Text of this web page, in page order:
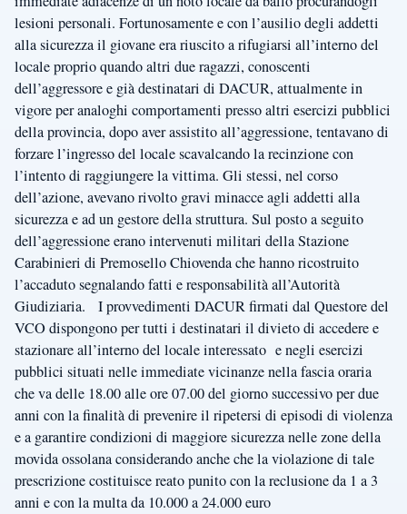
lesioni personali. Fortunosamente e con l’ausilio degli addetti
alla sicurezza il giovane era riuscito a rifugiarsi all’interno del
locale proprio quando altri due ragazzi, conoscenti
dell’aggressore e già destinatari di DACUR, attualmente in
vigore per analoghi comportamenti presso altri esercizi pubblici
della provincia, dopo aver assistito all’aggressione, tentavano di
forzare l’ingresso del locale scavalcando la recinzione con
l’intento di raggiungere la vittima. Gli stessi, nel corso
dell’azione, avevano rivolto gravi minacce agli addetti alla
sicurezza e ad un gestore della struttura. Sul posto a seguito
dell’aggressione erano intervenuti militari della Stazione
Carabinieri di Premosello Chiovenda che hanno ricostruito
l’accaduto segnalando fatti e responsabilità all’Autorità
Giudiziaria. I provvedimenti DACUR firmati dal Questore del
VCO dispongono per tutti i destinatari il divieto di accedere e
stazionare all’interno del locale interessato e negli esercizi
pubblici situati nelle immediate vicinanze nella fascia oraria
che va delle 18.00 alle ore 07.00 del giorno successivo per due
anni con la finalità di prevenire il ripetersi di episodi di violenza
e a garantire condizioni di maggiore sicurezza nelle zone della
movida ossolana considerando anche che la violazione di tale
prescrizione costituisce reato punito con la reclusione da 1 a 3
anni e con la multa da 10.000 a 24.000 euro